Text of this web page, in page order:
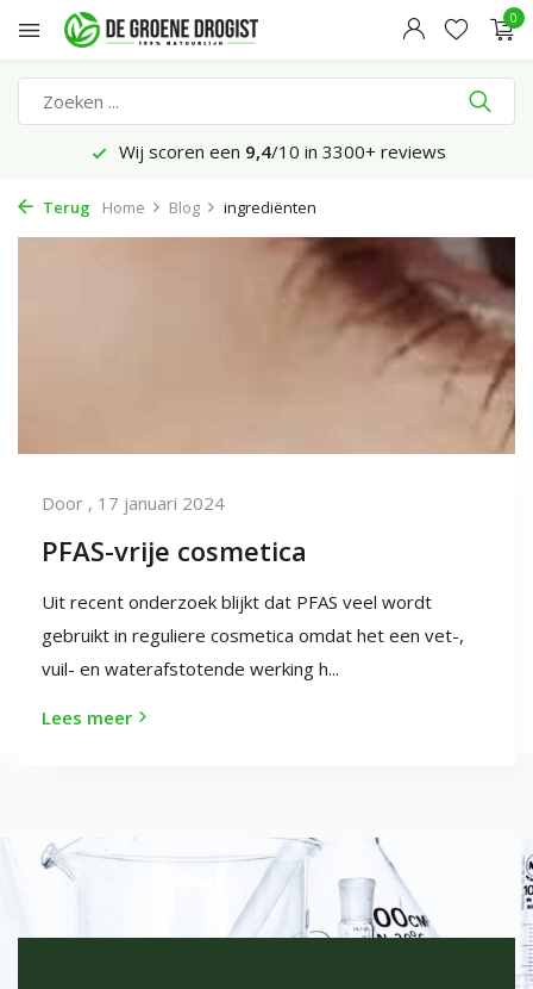
0
Wij scoren een 9,4/10 in 3300+ reviews
Terug Home Blog ingrediënten
Door , 17 januari 2024
PFAS-vrije cosmetica
Uit recent onderzoek blijkt dat PFAS veel wordt
gebruikt in reguliere cosmetica omdat het een vet-,
vuil- en waterafstotende werking h...
Lees meer